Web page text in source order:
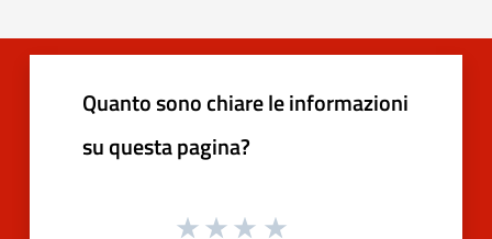
Quanto sono chiare le informazioni
su questa pagina?